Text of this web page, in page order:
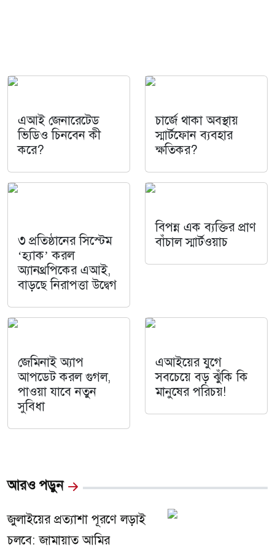
এআই জেনারেটেড
ভিডিও চিনবেন কী
করে?
চার্জে থাকা অবস্থায়
স্মার্টফোন ব্যবহার
ক্ষতিকর?
৩ প্রতিষ্ঠানের সিস্টেম
‘হ্যাক’ করল
অ্যানথ্রপিকের এআই,
বাড়ছে নিরাপত্তা উদ্বেগ
বিপন্ন এক ব্যক্তির প্রাণ
বাঁচাল স্মার্টওয়াচ
জেমিনাই অ্যাপ
আপডেট করল গুগল,
পাওয়া যাবে নতুন
সুবিধা
এআইয়ের যুগে
সবচেয়ে বড় ঝুঁকি কি
মানুষের পরিচয়!
আরও পড়ুন
জুলাইয়ের প্রত্যাশা পূরণে লড়াই
চলবে: জামায়াত আমির